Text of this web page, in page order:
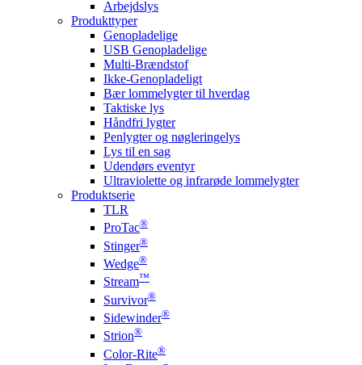
Arbejdslys
Produkttyper
Genopladelige
USB Genopladelige
Multi-Brændstof
Ikke-Genopladeligt
Bær lommelygter til hverdag
Taktiske lys
Håndfri lygter
Penlygter og nøgleringelys
Lys til en sag
Udendørs eventyr
Ultraviolette og infrarøde lommelygter
Produktserie
TLR
ProTac®
Stinger®
Wedge®
Stream™
Survivor®
Sidewinder®
Strion®
Color-Rite®